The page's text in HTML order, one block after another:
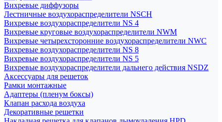
Вихревые диффузоры
Лестничные воздухораспределители NSCH
Вихревые воздухораспределители NS 4
Вихревые круговые воздухораспределители NWM
Вихревые четырехсторонние воздухораспределители NWC
Вихревые воздухораспределители NS 8
Вихревые воздухораспределители NS 5
Вихревые воздухораспределители дальнего действия NSDZ
Аксессуары для решеток
Рамки монтажные
Адаптеры (пленум боксы)
Клапан расхода воздуха
Декоративные решетки